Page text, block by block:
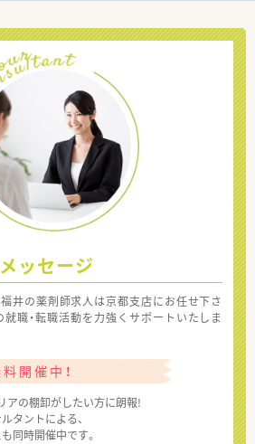
メッセージ
福井の薬剤師求人は京都支店にお任せ下さ
就職・転職活動を力強くサポートいたしま
開催中！
アの棚卸がしたい方に朗報!
タントによる、
同時開催中です。